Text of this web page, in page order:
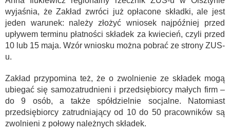
wyjaśnia, że Zakład zwróci już opłacone składki, ale jest
jeden warunek: należy złożyć wniosek najpóźniej przed
upływem terminu płatności składek za kwiecień, czyli przed
10 lub 15 maja. Wzór wniosku można pobrać ze strony ZUS-
u.
Zakład przypomina też, że o zwolnienie ze składek mogą
ubiegać się samozatrudnieni i przedsiębiorcy małych firm –
do 9 osób, a także spółdzielnie socjalne. Natomiast
przedsiębiorcy zatrudniający od 10 do 50 pracowników są
zwolnieni z połowy należnych składek.